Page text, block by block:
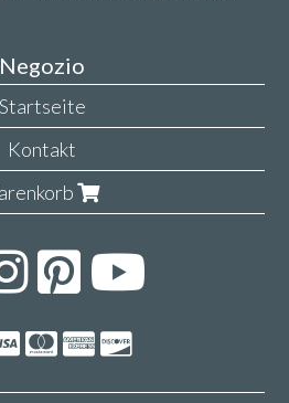
Negozio
Startseite
Kontakt